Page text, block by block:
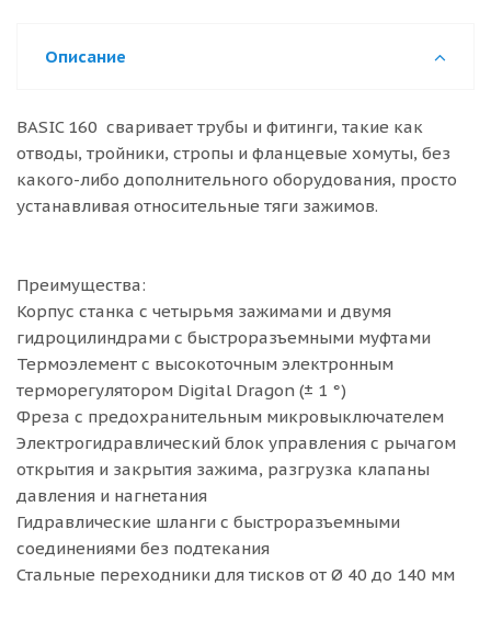
Описание
BASIC 160 сваривает трубы и фитинги, такие как
отводы, тройники, стропы и фланцевые хомуты, без
какого-либо дополнительного оборудования, просто
устанавливая относительные тяги зажимов.
Преимущества:
Корпус станка с четырьмя зажимами и двумя
гидроцилиндрами с быстроразъемными муфтами
Термоэлемент с высокоточным электронным
терморегулятором Digital Dragon (± 1 °)
Фреза с предохранительным микровыключателем
Электрогидравлический блок управления с рычагом
открытия и закрытия зажима, разгрузка клапаны
давления и нагнетания
Гидравлические шланги с быстроразъемными
соединениями без подтекания
Стальные переходники для тисков от Ø 40 до 140 мм